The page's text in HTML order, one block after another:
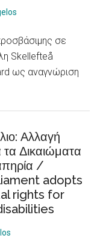
σε
Skellefteå
ως αναγνώριση
Αλλαγή
τα Δικαιώματα
/
adopts
rights for